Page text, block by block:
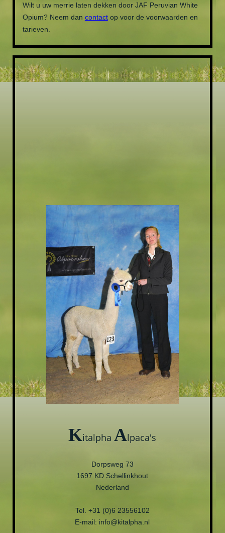
Wilt u uw merrie laten dekken door JAF Peruvian White
Opium? Neem dan contactop voor de voorwaarden en
tarieven.
Kitalpha Alpaca's
Dorpsweg 73
1697 KD Schellinkhout
Nederland
Tel. +31 (0)6 23556102
E-mail: info@kitalpha.nl